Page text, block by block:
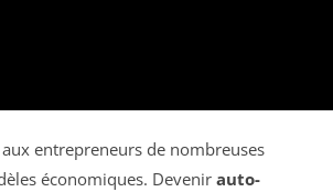
entrepreneurs de nombreuses
économiques. Devenirauto-